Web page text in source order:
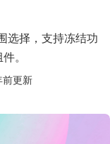
选择，支持冻结功
。
前更新